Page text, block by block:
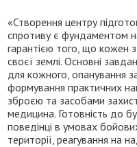
«Створення центру
спротиву є фундаментом
гарантією того, що кожен
своєї землі. Основні
для кожного, опанування
формування практичних
зброєю та засобами
медицина. Готовність до
поведінці в умовах
території, реагування на